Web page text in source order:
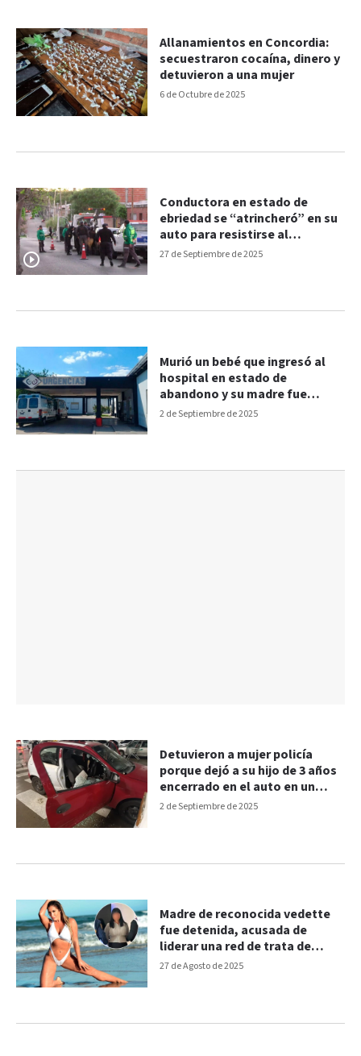
6 de Octubre de 2025
Allanamientos en Concordia:
secuestraron cocaína, dinero y
detuvieron a una mujer
27 de Septiembre de 2025
Conductora en estado de
ebriedad se “atrincheró” en su
auto para resistirse al
secuestro del mismo: fue
2 de Septiembre de 2025
Murió un bebé que ingresó al
hospital en estado de
abandono y su madre fue
detenida
2 de Septiembre de 2025
Detuvieron a mujer policía
porque dejó a su hijo de 3 años
encerrado en el auto en un
shopping
27 de Agosto de 2025
Madre de reconocida vedette
fue detenida, acusada de
liderar una red de trata de
personas